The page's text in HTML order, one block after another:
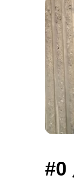
#0